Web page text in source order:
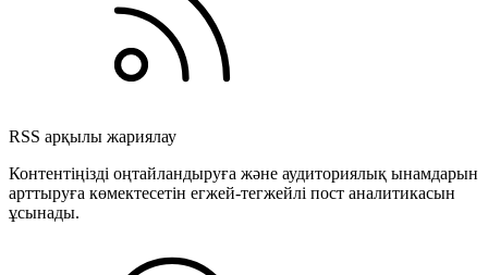
RSS арқылы жариялау
Контентіңізді оңтайландыруға және аудиториялық ынамдарын
арттыруға көмектесетін егжей-тегжейлі пост аналитикасын
ұсынады.